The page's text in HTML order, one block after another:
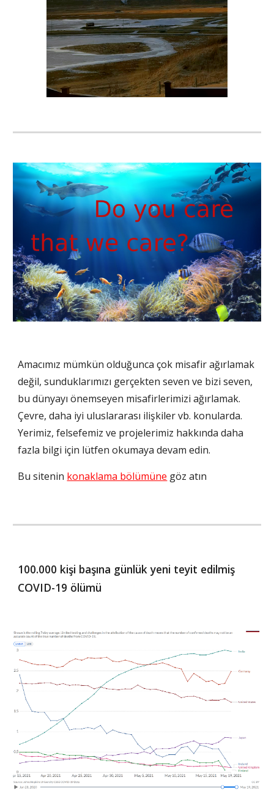
Amacımız mümkün olduğunca çok misafir ağırlamak
değil, sunduklarımızı gerçekten seven ve bizi seven,
bu dünyayı önemseyen misafirlerimizi ağırlamak.
Çevre, daha iyi uluslararası ilişkiler vb. konularda.
Yerimiz, felsefemiz ve projelerimiz hakkında daha
fazla bilgi için lütfen okumaya devam edin.
Bu sitenin konaklama bölümüne göz atın
100.000 kişi başına günlük yeni teyit edilmiş
COVID-19 ölümü